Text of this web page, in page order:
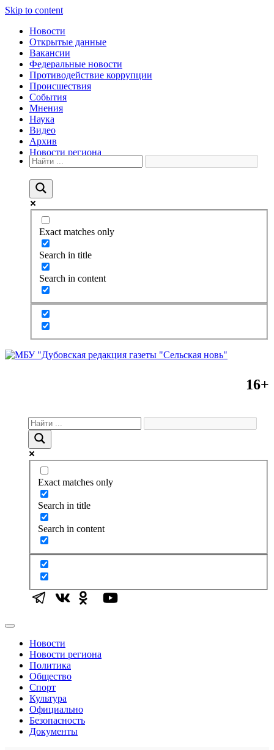
Skip to content
Новости
Открытые данные
Вакансии
Федеральные новости
Противодействие коррупции
Происшествия
События
Мнения
Наука
Видео
Архив
Новости региона
Exact matches only
Search in title
Search in content
16+
Exact matches only
Search in title
Search in content
Новости
Новости региона
Политика
Общество
Спорт
Культура
Официально
Безопасность
Документы